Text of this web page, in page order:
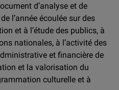
d’analyse et de
l’année écoulée sur des
et à l’étude des publics, à
nationales, à l’activité des
et financière de
et la valorisation du
culturelle et à